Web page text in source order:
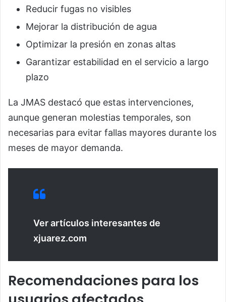
Reducir fugas no visibles
Mejorar la distribución de agua
Optimizar la presión en zonas altas
Garantizar estabilidad en el servicio a largo
plazo
La JMAS destacó que estas intervenciones,
aunque generan molestias temporales, son
necesarias para evitar fallas mayores durante los
meses de mayor demanda.
Ver artículos interesantes de
xjuarez.com
Recomendaciones para los